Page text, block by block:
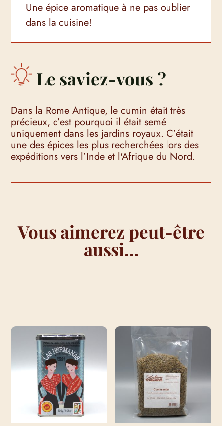
Une épice aromatique à ne pas oublier
dans la cuisine!
Le saviez-vous ?
Dans la Rome Antique, le cumin était très
précieux, c’est pourquoi il était semé
uniquement dans les jardins royaux. C’était
une des épices les plus recherchées lors des
expéditions vers l’Inde et l'Afrique du Nord.
Vous aimerez peut-être
aussi…
VOUS AIMEREZ PEUT-ÊTRE AUSSI…